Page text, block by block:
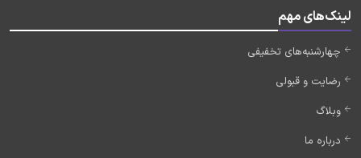
لینک‌های مهم
چهارشنبه‌های تخفیفی
رضایت و قبولی
وبلاگ
درباره ما